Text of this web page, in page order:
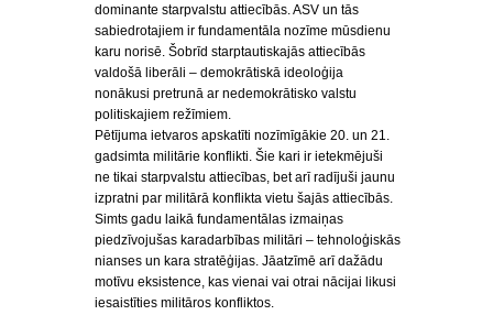
dominante starpvalstu attiecībās. ASV un tās
sabiedrotajiem ir fundamentāla nozīme mūsdienu
karu norisē. Šobrīd starptautiskajās attiecībās
valdošā liberāli – demokrātiskā ideoloģija
nonākusi pretrunā ar nedemokrātisko valstu
politiskajiem režīmiem.
Pētījuma ietvaros apskatīti nozīmīgākie 20. un 21.
gadsimta militārie konflikti. Šie kari ir ietekmējuši
ne tikai starpvalstu attiecības, bet arī radījuši jaunu
izpratni par militārā konflikta vietu šajās attiecībās.
Simts gadu laikā fundamentālas izmaiņas
piedzīvojušas karadarbības militāri – tehnoloģiskās
nianses un kara stratēģijas. Jāatzīmē arī dažādu
motīvu eksistence, kas vienai vai otrai nācijai likusi
iesaistīties militāros konfliktos.